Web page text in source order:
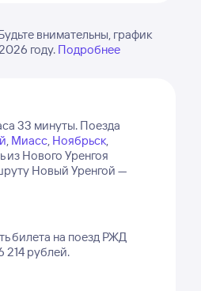
внимательны, график
году. Подробнее
33 минуты. Поезда
, Миасс, Ноябрьск,
из Нового Уренгоя
Новый Уренгой —
билета на поезд РЖД
214 рублей.